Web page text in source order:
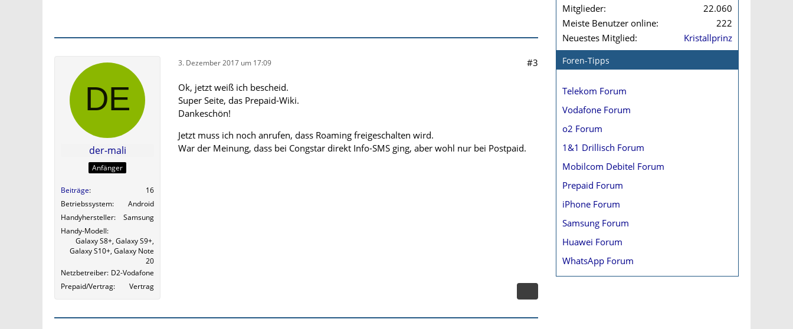
der-mali
Anfänger
Beiträge
16
Betriebssystem
Android
Handyhersteller
Samsung
Handy-Modell
Galaxy S8+, Galaxy S9+,
Galaxy S10+, Galaxy Note
20
Netzbetreiber D2-Vodafone
Prepaid/Vertrag
Vertrag
3. Dezember 2017 um 17:09 #3
Ok, jetzt weiß ich bescheid.
Super Seite, das Prepaid-Wiki.
Dankeschön!
Jetzt muss ich noch anrufen, dass Roaming freigeschalten wird.
War der Meinung, dass bei Congstar direkt Info-SMS ging, aber wohl nur bei Postpaid.
Mitglieder
22.060
Meiste Benutzer online
222
Neuestes Mitglied
Kristallprinz
Foren-Tipps
Telekom Forum
Vodafone Forum
o2 Forum
1&1 Drillisch Forum
Mobilcom Debitel Forum
Prepaid Forum
iPhone Forum
Samsung Forum
Huawei Forum
WhatsApp Forum